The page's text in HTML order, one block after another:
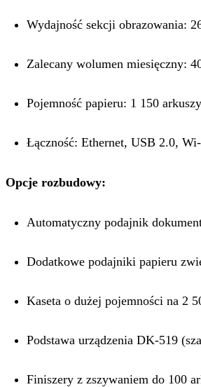
Wydajność sekcji obrazowania:
Zalecany wolumen miesięczny:
Pojemność papieru: 1 150
Łączność: Ethernet, USB 2.0,
Opcje rozbudowy:
Automatyczny podajnik
Dodatkowe podajniki papieru
Kaseta o dużej pojemności na 2
Podstawa urządzenia DK-519
Finiszery z zszywaniem do 100